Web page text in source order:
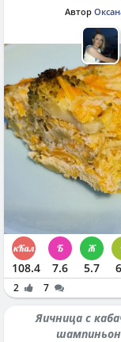
Автор
108.4 7.6 5.7
2 7
Яичница с кабачками и